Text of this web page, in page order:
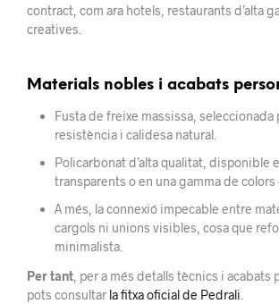
contract, com ara hotels, restaurants d’alta
creatives.
Materials nobles i acabats
Fusta de freixe massissa, seleccionada
resistència i calidesa natural.
Policarbonat d’alta qualitat, disponible
transparents o en una gamma de colors
A més, la connexió impecable entre
cargols ni unions visibles, cosa que
minimalista.
Per tant , per a més detalls tècnics i acabats
pots consultar la fitxa oficial de Pedrali